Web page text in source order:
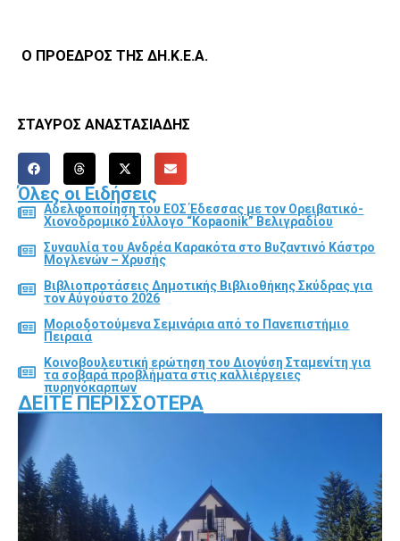
Ο ΠΡΟΕΔΡΟΣ ΤΗΣ ΔΗ.Κ.Ε.Α.
ΣΤΑΥΡΟΣ ΑΝΑΣΤΑΣΙΑΔΗΣ
Όλες οι Ειδήσεις
Αδελφοποίηση του ΕΟΣ Έδεσσας με τον Ορειβατικό-
Χιονοδρομικό Σύλλογο “Kopaonik” Βελιγραδίου
Συναυλία του Ανδρέα Καρακότα στο Βυζαντινό Κάστρο
Μογλενών – Χρυσής
Βιβλιοπροτάσεις Δημοτικής Βιβλιοθήκης Σκύδρας για
τον Αύγούστο 2026
Μοριοδοτούμενα Σεμινάρια από το Πανεπιστήμιο
Πειραιά
Κοινοβουλευτική ερώτηση του Διονύση Σταμενίτη για
τα σοβαρά προβλήματα στις καλλιέργειες
πυρηνόκαρπων
ΔΕΊΤΕ ΠΕΡΙΣΣΌΤΕΡΑ